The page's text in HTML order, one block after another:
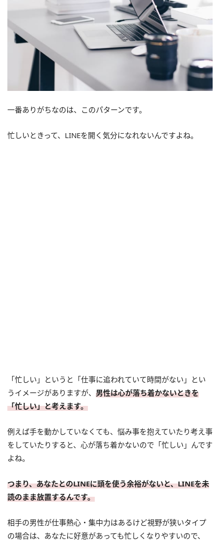
一番ありがちなのは、このパターンです。
忙しいときって、LINEを開く気分になれないんですよね。
「忙しい」というと「仕事に追われていて時間がない」とい
うイメージがありますが、 男性は心が落ち着かないときを
「忙しい」と考えます。
例えば手を動かしていなくても、悩み事を抱えていたり考え事
をしていたりすると、心が落ち着かないので「忙しい」んです
よね。
つまり、あなたとのLINEに頭を使う余裕がないと、LINEを未
読のまま放置するんです。
相手の男性が仕事熱心・集中力はあるけど視野が狭いタイプ
の場合は、あなたに好意があっても忙しくなりやすいので、